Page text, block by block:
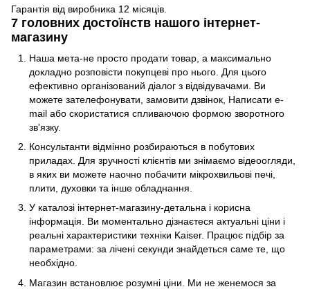
Гарантія від виробника 12 місяців.
7 головних достоїнств нашого інтернет-
магазину
Наша мета-не просто продати товар, а максимально
докладно розповісти покупцеві про нього. Для цього
ефективно організований діалог з відвідувачами. Ви
можете зателефонувати, замовити дзвінок, Написати e-
mail або скористатися спливаючою формою зворотного
зв'язку.
Консультанти відмінно розбираються в побутових
приладах. Для зручності клієнтів ми знімаємо відеоогляди,
в яких ви можете наочно побачити мікрохвильові печі,
плити, духовки та інше обладнання.
У каталозі інтернет-магазину-детальна і корисна
інформація. Ви моментально дізнаєтеся актуальні ціни і
реальні характеристики техніки Kaiser. Працює підбір за
параметрами: за лічені секунди знайдеться саме те, що
необхідно.
Магазин встановлює розумні ціни. Ми не женемося за